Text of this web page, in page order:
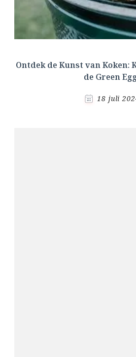
Ontdek de Kunst van Koken:
de Green
18 juli